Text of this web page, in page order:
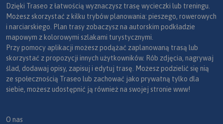
Dzięki Traseo z łatwością wyznaczysz trasę wycieczki lub treningu.
Możesz skorzystać z kilku trybów planowania: pieszego, rowerowych
i narciarskiego. Plan trasy zobaczysz na autorskim podkładzie
mapowym z kolorowymi szlakami turystycznymi.
Przy pomocy aplikacji możesz podążać zaplanowaną trasą lub
skorzystać z propozycji innych użytkowników. Rób zdjęcia, nagrywaj
ślad, dodawaj opisy, zapisuj i edytuj trasę. Możesz podzielić się nią
ze społecznością Traseo lub zachować jako prywatną tylko dla
siebie, możesz udostępnić ją również na swojej stronie www!
O nas